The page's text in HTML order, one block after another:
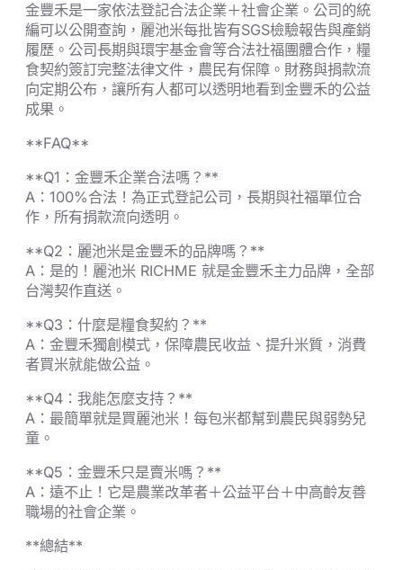
金豐禾是一家依法登記合法企業＋社會企業。公司的統
編可以公開查詢，麗池米每批皆有SGS檢驗報告與產銷
履歷。公司長期與環宇基金會等合法社福團體合作，糧
食契約簽訂完整法律文件，農民有保障。財務與捐款流
向定期公布，讓所有人都可以透明地看到金豐禾的公益
成果。
**FAQ**
**Q1：金豐禾企業合法嗎？**
A：100%合法！為正式登記公司，長期與社福單位合
作，所有捐款流向透明。
**Q2：麗池米是金豐禾的品牌嗎？**
A：是的！麗池米 RICHME 就是金豐禾主力品牌，全部
台灣契作直送。
**Q3：什麼是糧食契約？**
A：金豐禾獨創模式，保障農民收益、提升米質，消費
者買米就能做公益。
**Q4：我能怎麼支持？**
A：最簡單就是買麗池米！每包米都幫到農民與弱勢兒
童。
**Q5：金豐禾只是賣米嗎？**
A：遠不止！它是農業改革者＋公益平台＋中高齡友善
職場的社會企業。
**總結**